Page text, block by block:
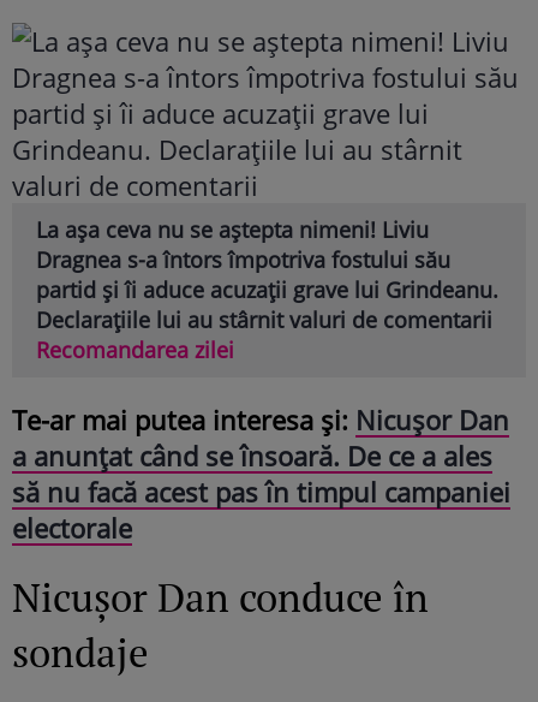
La așa ceva nu se aștepta nimeni! Liviu
Dragnea s-a întors împotriva fostului său
partid și îi aduce acuzații grave lui Grindeanu.
Declarațiile lui au stârnit valuri de comentarii
Recomandarea zilei
Te-ar mai putea interesa și: Nicușor Dan
a anunțat când se însoară. De ce a ales
să nu facă acest pas în timpul campaniei
electorale
Nicușor Dan conduce în
sondaje